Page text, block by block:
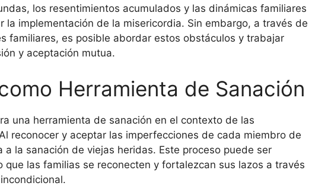
los resentimientos acumulados y las dinámicas familiares
la implementación de la misericordia. Sin embargo, a través de
familiares, es posible abordar estos obstáculos y trabajar
y aceptación mutua.
Herramienta de Sanación
una herramienta de sanación en el contexto de las
reconocer y aceptar las imperfecciones de cada miembro de
a la sanación de viejas heridas. Este proceso puede ser
que las familias se reconecten y fortalezcan sus lazos a través